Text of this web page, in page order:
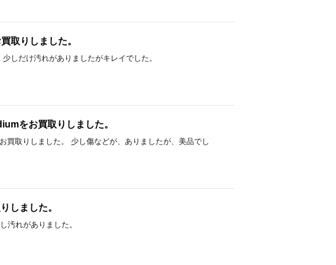
取りしました。
しだけ汚れがありましたがキレイでした。
をお買取りしました。
取りしました。 少し傷などが、ありましたが、美品でし
しました。
汚れがありました。